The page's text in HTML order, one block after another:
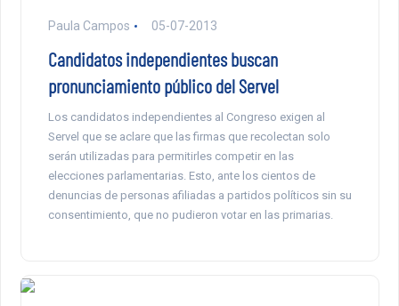
Paula Campos 05-07-2013
Candidatos independientes buscan
pronunciamiento público del Servel
Los candidatos independientes al Congreso exigen al
Servel que se aclare que las firmas que recolectan solo
serán utilizadas para permitirles competir en las
elecciones parlamentarias. Esto, ante los cientos de
denuncias de personas afiliadas a partidos políticos sin su
consentimiento, que no pudieron votar en las primarias.